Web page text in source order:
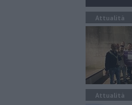
Attualità
Attualità